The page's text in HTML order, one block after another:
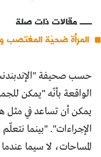
مقالات ذات صلة
المرأة ضحيّة المغتصِب
حسب صحيفة
الواقعة بأنّه "يمكن
يمكن أن تساعد في مثل
الإجراءات". "بينما
المساحات، لا سيما